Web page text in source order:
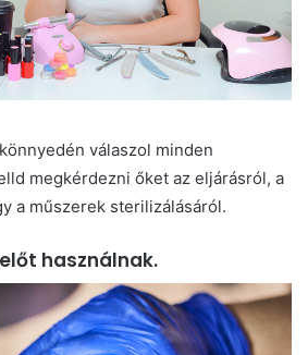
válaszol minden
megkérdezni őket az eljárásról, a
a műszerek sterilizálásáról.
használnak.